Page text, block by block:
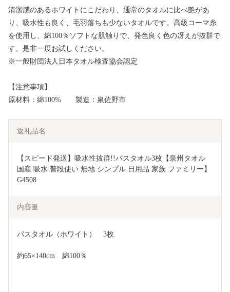
清潔感のあるホワイトにこだわり、通常のタオルに比べ艶があ
り、吸水性も良く、毛羽落ちも少ないタオルです。高級コーマ糸
を使用し、綿100％ソフトな肌触りで、発色良く色の冴えが抜群で
す。是非一度お試しください。
※一般財団法人日本タオル検査協会認定
【注意事項】
原材料：綿100% 製造：泉佐野市
返礼品名
【スピード発送】吸水性抜群!!バスタオル3枚【泉州タオル
国産 吸水 普段使い 無地 シンプル 日用品 家族 ファミリー】
G4508
内容量
バスタオル（ホワイト）　3枚
約65×140cm　綿100％